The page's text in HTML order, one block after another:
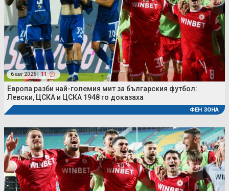
6 авг 2026 | 11
Европа разби най-големия мит за българския футбол:
Левски, ЦСКА и ЦСКА 1948 го доказаха
ФЕН ЗОНА